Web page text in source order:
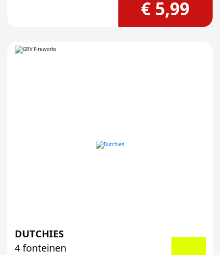
€ 5,99
DUTCHIES
4 fonteinen